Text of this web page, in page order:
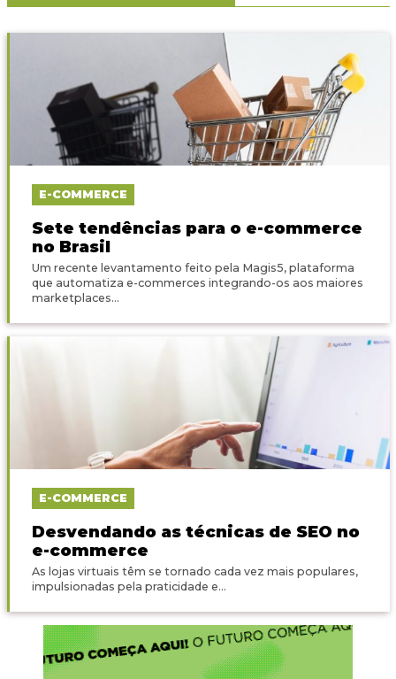
E-COMMERCE
Sete tendências para o e-commerce
no Brasil
Um recente levantamento feito pela Magis5, plataforma
que automatiza e-commerces integrando-os aos maiores
marketplaces...
E-COMMERCE
Desvendando as técnicas de SEO no
e-commerce
As lojas virtuais têm se tornado cada vez mais populares,
impulsionadas pela praticidade e...